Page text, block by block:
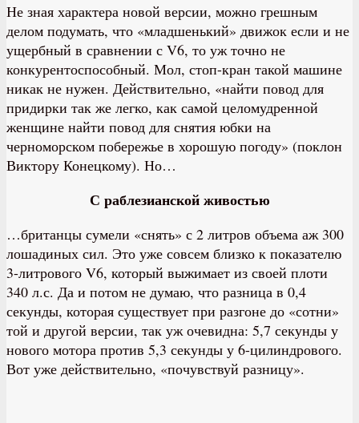
Не зная характера новой версии, можно грешным
делом подумать, что «младшенький» движок если и не
ущербный в сравнении с V6, то уж точно не
конкурентоспособный. Мол, стоп-кран такой машине
никак не нужен. Действительно, «найти повод для
придирки так же легко, как самой целомудренной
женщине найти повод для снятия юбки на
черноморском побережье в хорошую погоду» (поклон
Виктору Конецкому). Но…
С раблезианской живостью
…британцы сумели «снять» с 2 литров объема аж 300
лошадиных сил. Это уже совсем близко к показателю
3-литрового V6, который выжимает из своей плоти
340 л.с. Да и потом не думаю, что разница в 0,4
секунды, которая существует при разгоне до «сотни»
той и другой версии, так уж очевидна: 5,7 секунды у
нового мотора против 5,3 секунды у 6-цилиндрового.
Вот уже действительно, «почувствуй разницу».